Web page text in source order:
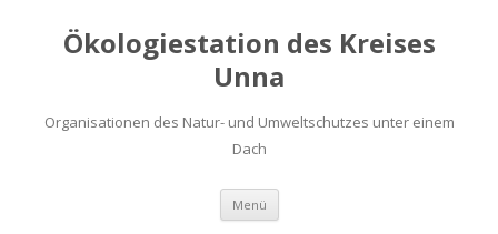
Ökologiestation des Kreises
Unna
Organisationen des Natur- und Umweltschutzes unter einem
Dach
Menü Zum
springen